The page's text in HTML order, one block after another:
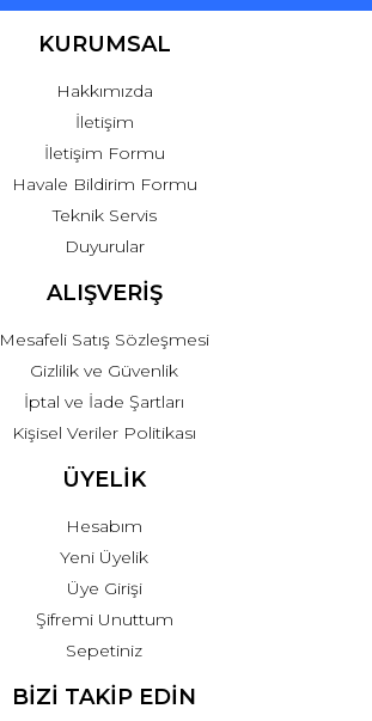
KURUMSAL
Hakkımızda
İletişim
İletişim Formu
Havale Bildirim Formu
Teknik Servis
Duyurular
ALIŞVERİŞ
Mesafeli Satış Sözleşmesi
Gizlilik ve Güvenlik
İptal ve İade Şartları
Kişisel Veriler Politikası
ÜYELİK
Hesabım
Yeni Üyelik
Üye Girişi
Şifremi Unuttum
Sepetiniz
BİZİ TAKİP EDİN